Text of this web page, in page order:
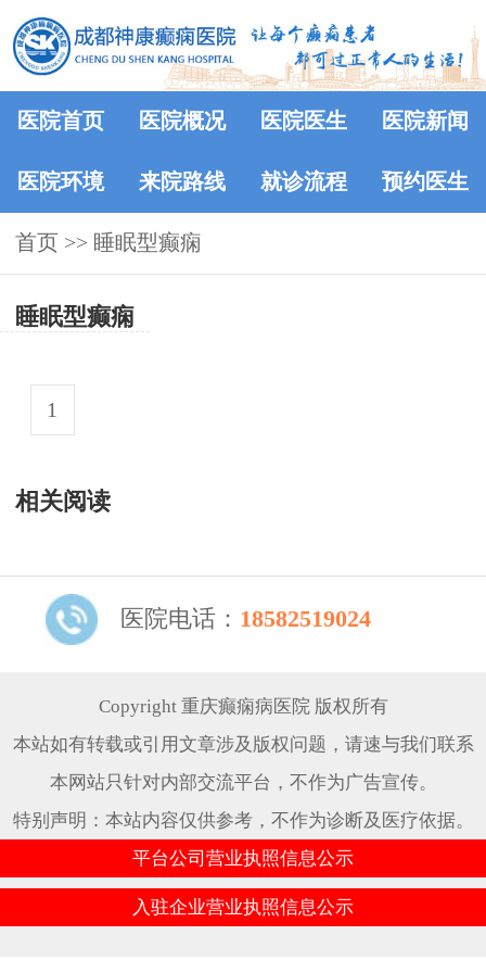
医院首页 医院概况 医院医生 医院新闻
医院环境 来院路线 就诊流程 预约医生
首页 >> 睡眠型癫痫
睡眠型癫痫
1
相关阅读
医院电话： 18582519024
Copyright 重庆癫痫病医院 版权所有
本站如有转载或引用文章涉及版权问题，请速与我们联系
本网站只针对内部交流平台，不作为广告宣传。
特别声明：本站内容仅供参考，不作为诊断及医疗依据。
平台公司营业执照信息公示
入驻企业营业执照信息公示